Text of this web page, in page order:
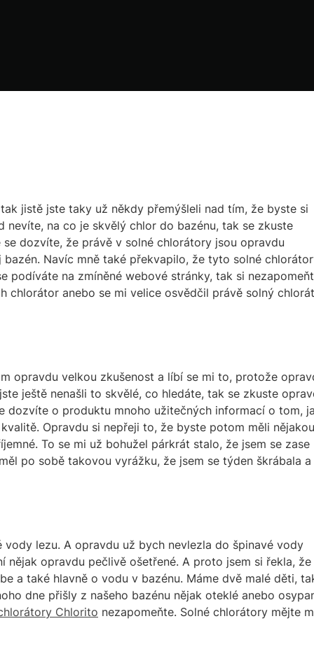
jistě jste taky už někdy přemýšleli nad tím, že byste si
na co je skvělý chlor do bazénu, tak se zkuste
dozvíte, že právě v solné chlorátory jsou opravdu
Navíc mně také překvapilo, že tyto solné
podíváte na zmíněné webové stránky, tak si
chlorátor anebo se mi velice osvědčil právě solný
opravdu velkou zkušenost a líbí se mi to, protože
ještě nenašli to skvělé, co hledáte, tak se zkuste
dozvíte o produktu mnoho užitečných informací o tom,
Opravdu si nepřeji to, že byste potom měli nějakou
To se mi už bohužel párkrát stalo, že jsem se zase
po sobě takovou vyrážku, že jsem se týden škrábala a
lezu. A opravdu už bych nevlezla do špinavé vody
nějak opravdu pečlivě ošetřené. A proto jsem si řekla, že
a také hlavně o vodu v bazénu. Máme dvě malé děti,
dne přišly z našeho bazénu nějak oteklé anebo
Chlorito nezapomeňte. Solné chlorátory mějte